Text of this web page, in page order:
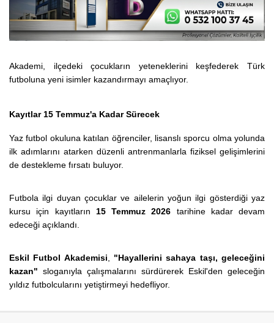
Akademi, ilçedeki çocukların yeteneklerini keşfederek Türk
futboluna yeni isimler kazandırmayı amaçlıyor.
Kayıtlar 15 Temmuz'a Kadar Sürecek
Yaz futbol okuluna katılan öğrenciler, lisanslı sporcu olma yolunda
ilk adımlarını atarken düzenli antrenmanlarla fiziksel gelişimlerini
de destekleme fırsatı buluyor.
Futbola ilgi duyan çocuklar ve ailelerin yoğun ilgi gösterdiği yaz
kursu için kayıtların 15 Temmuz 2026 tarihine kadar devam
edeceği açıklandı.
Eskil Futbol Akademisi
"Hayallerini sahaya taşı, geleceğini
kazan" sloganıyla çalışmalarını sürdürerek Eskil'den geleceğin
yıldız futbolcularını yetiştirmeyi hedefliyor.